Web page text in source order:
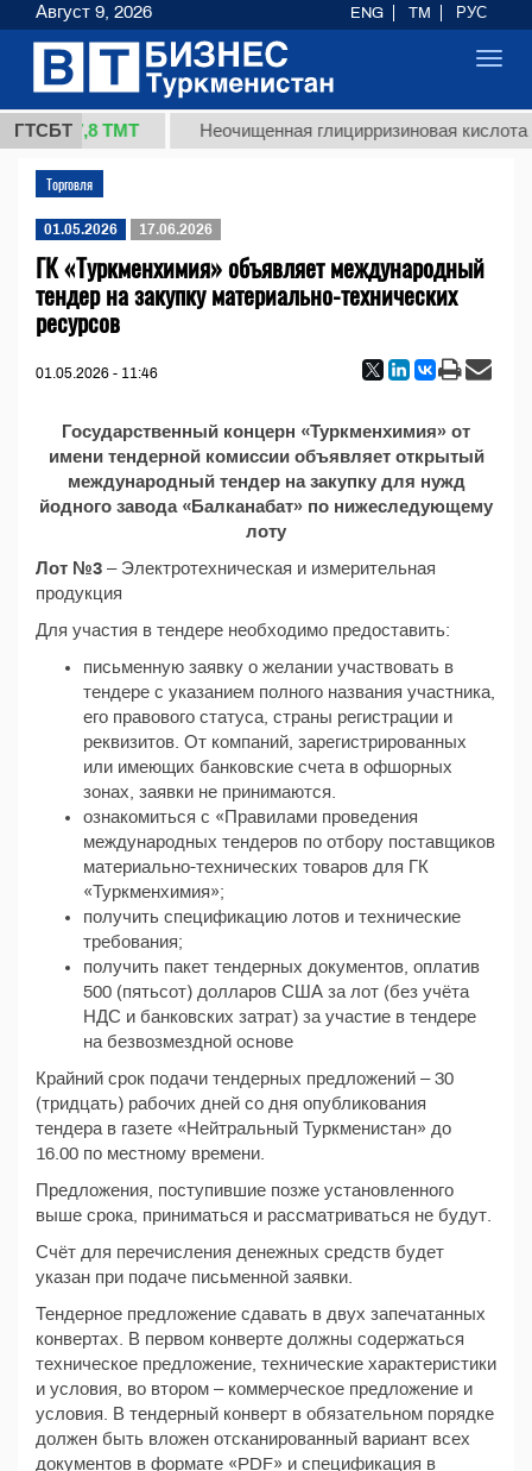
ГТСБТ37,8 ТМТ Неочищенная глицирризиновая кислота
Торговля
01.05.2026 17.06.2026
ГК «Туркменхимия» объявляет международный
тендер на закупку материально-технических
ресурсов
01.05.2026 - 11:46
Государственный концерн «Туркменхимия» от
имени тендерной комиссии объявляет открытый
международный тендер на закупку для нужд
йодного завода «Балканабат» по нижеследующему
лоту
Лот №3 – Электротехническая и измерительная
продукция
Для участия в тендере необходимо предоставить:
письменную заявку о желании участвовать в
тендере с указанием полного названия участника,
его правового статуса, страны регистрации и
реквизитов. От компаний, зарегистрированных
или имеющих банковские счета в офшорных
зонах, заявки не принимаются.
ознакомиться с «Правилами проведения
международных тендеров по отбору поставщиков
материально-технических товаров для ГК
«Туркменхимия»;
получить спецификацию лотов и технические
требования;
получить пакет тендерных документов, оплатив
500 (пятьсот) долларов США за лот (без учёта
НДС и банковских затрат) за участие в тендере
на безвозмездной основе
Крайний срок подачи тендерных предложений – 30
(тридцать) рабочих дней со дня опубликования
тендера в газете «Нейтральный Туркменистан» до
16.00 по местному времени.
Предложения, поступившие позже установленного
выше срока, приниматься и рассматриваться не будут.
Счёт для перечисления денежных средств будет
указан при подаче письменной заявки.
Тендерное предложение сдавать в двух запечатанных
конвертах. В первом конверте должны содержаться
техническое предложение, технические характеристики
и условия, во втором – коммерческое предложение и
условия. В тендерный конверт в обязательном порядке
должен быть вложен отсканированный вариант всех
документов в формате «PDF» и спецификация в
Август 9, 2026 ENG TM РУС